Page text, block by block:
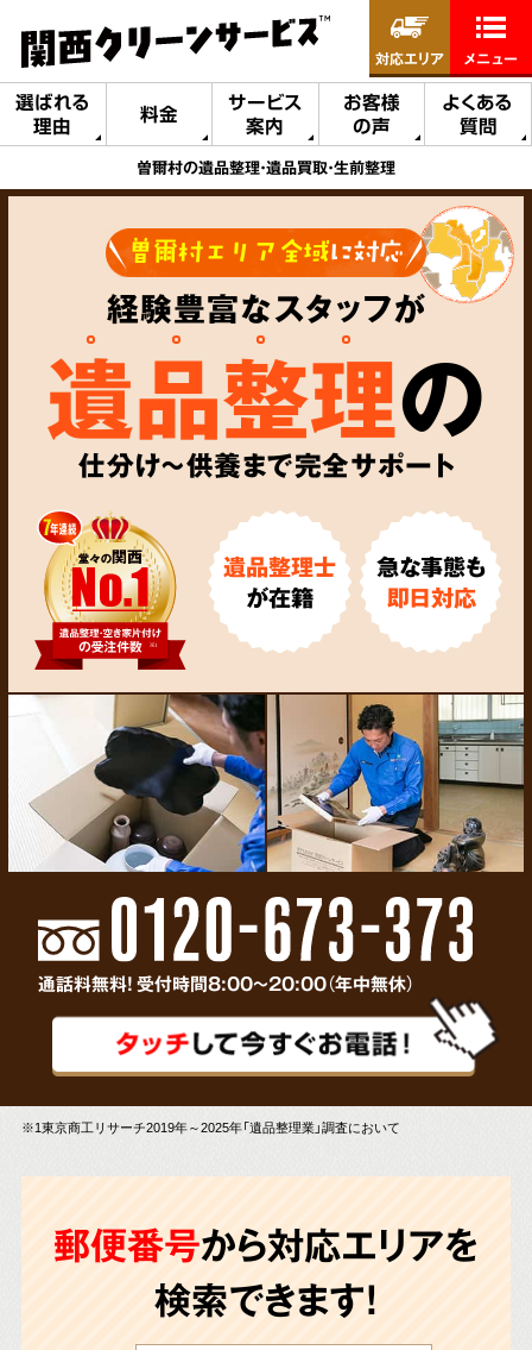
選ばれる
理由
料金
サービス
案内
お客様
の声
よくある
質問
対応エリア メニュー
曽爾村の遺品整理・遺品買取・生前整理
曽爾村エリア全域に対応
経験豊富なスタッフが
遺品整理の
仕分け～供養まで完全サポート
遺品整理士
が在籍
急な事態も
即日対応
通話料無料! 受付時間8:00～20:00（年中無休）
※1東京商工リサーチ2019年～2025年「遺品整理業」調査において
郵便番号から対応エリアを
検索できます!